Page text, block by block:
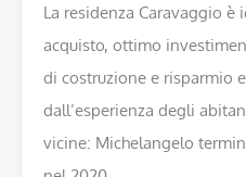
La residenza Caravaggio è
acquisto, ottimo
di costruzione e risparmio
dall’esperienza degli
vicine: Michelangelo